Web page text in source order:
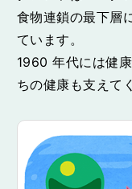
食物連鎖の最下層
ています。
1960 年代には健
ちの健康も支えて